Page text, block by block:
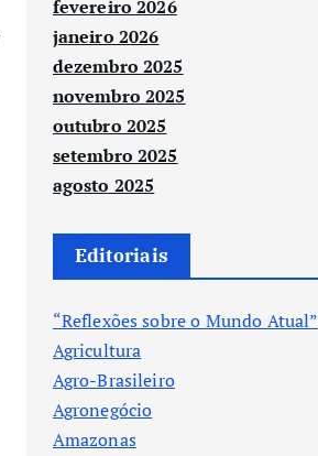
fevereiro 2026
janeiro 2026
dezembro 2025
novembro 2025
outubro 2025
setembro 2025
agosto 2025
Editoriais
“Reflexões sobre o Mundo Atual”
Agricultura
Agro-Brasileiro
Agronegócio
Amazonas